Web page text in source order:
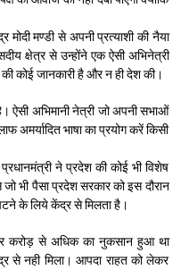
मोदी मण्डी से अपनी प्रत्याशी की नैया
क्षेत्र से उन्होंने एक ऐसी अभिनेत्री
कोई जानकारी है और न ही देश की।
ऐसी अभिमानी नेत्री जो अपनी सभाओं
अमर्यादित भाषा का प्रयोग करें किसी
ने प्रदेश की कोई भी विशेष
भी पैसा प्रदेश सरकार को इस दौरान
के लिये केंद्र से मिलता है।
करोड़ से अधिक का नुकसान हुआ था
से नही मिला। आपदा राहत को लेकर